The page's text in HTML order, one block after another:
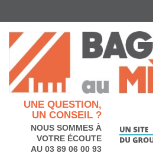
UNE QUESTION,
UN CONSEIL ?
NOUS SOMMES À
VOTRE ÉCOUTE
AU 03 89 06 00 93